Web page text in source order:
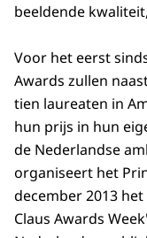
beeldende
Voor het eerst
Awards zullen
tien laureaten in
hun prijs in hun
de Nederlandse
organiseert het
december 2013
Claus Awards